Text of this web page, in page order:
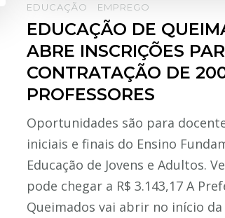
EDUCAÇÃO EMPREGO
EDUCAÇÃO DE
ABRE INSCRIÇÕES
CONTRATAÇÃO DE
PROFESSORES
Oportunidades são para
iniciais e finais do Ensino
Educação de Jovens e Adultos.
pode chegar a R$ 3.143,17 A
Queimados vai abrir no início